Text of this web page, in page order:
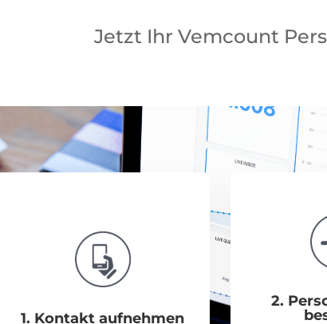
Jetzt Ihr Vemcount
1. Kontakt aufnehmen
2.